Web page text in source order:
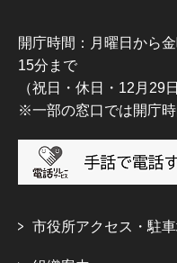
開庁時間：月曜日から
15分まで
（祝日・休日・12月29
※一部の窓口では開庁
市役所アクセス・駐